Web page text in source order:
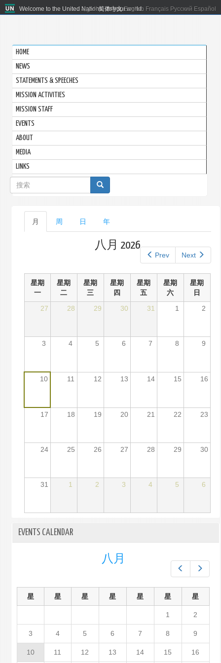
Welcome to the United Nations. It's your world.
العربية 简体中文 English Français Русский Español
HOME
NEWS
STATEMENTS & SPEECHES
MISSION ACTIVITIES
MISSION STAFF
EVENTS
ABOUT
MEDIA
LINKS
搜
索
表
单
主
标
月 周 日 年
Prev Next
八月 2026
星期
一
星期
二
星期
三
星期
四
星期
五
星期
六
星期
日
27
28 29 30 31 1 2
3 4 5 6 7 8 9
10 11 12 13 14 15 16
17 18 19 20 21 22 23
24 25 26 27 28 29 30
31 1 2 3 4 5 6
EVENTS CALENDAR
八月
星 星 星 星 星 星 星
1 2
3 4 5 6 7 8 9
10 11 12 13 14 15 16